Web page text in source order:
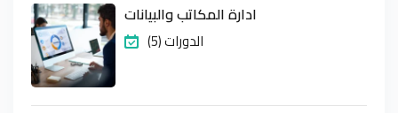
ادارة المكاتب والبيانات
(5) الدورات